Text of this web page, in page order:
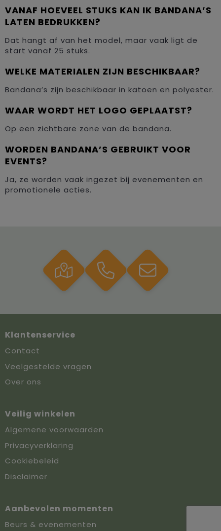
VANAF HOEVEEL STUKS KAN IK BANDANA’S
LATEN BEDRUKKEN?
Dat hangt af van het model, maar vaak ligt de
start vanaf 25 stuks.
WELKE MATERIALEN ZIJN BESCHIKBAAR?
Bandana’s zijn beschikbaar in katoen en polyester.
WAAR WORDT HET LOGO GEPLAATST?
Op een zichtbare zone van de bandana.
WORDEN BANDANA’S GEBRUIKT VOOR
EVENTS?
Ja, ze worden vaak ingezet bij evenementen en
promotionele acties.
Klantenservice
Contact
Veelgestelde vragen
Over ons
Veilig winkelen
Algemene voorwaarden
Privacyverklaring
Cookiebeleid
Disclaimer
Aanbevolen momenten
Beurs & evenementen